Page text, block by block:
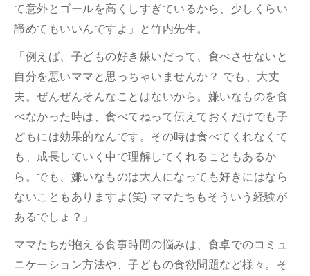
て意外とゴールを高くしすぎているから、少しくらい
諦めてもいいんですよ」と竹内先生。
「例えば、子どもの好き嫌いだって、食べさせないと
自分を悪いママと思っちゃいませんか？ でも、大丈
夫。ぜんぜんそんなことはないから。嫌いなものを食
べなかった時は、食べてねって伝えておくだけでも子
どもには効果的なんです。その時は食べてくれなくて
も、成長していく中で理解してくれることもあるか
ら。でも、嫌いなものは大人になっても好きにはなら
ないこともありますよ(笑) ママたちもそういう経験が
あるでしょ？」
ママたちが抱える食事時間の悩みは、食卓でのコミュ
ニケーション方法や、子どもの食欲問題など様々。そ